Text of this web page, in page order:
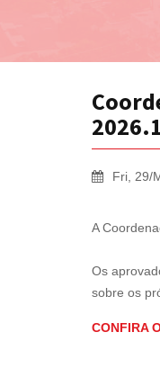
Fri, 29/
A
Os
sobre os
CONFIRA